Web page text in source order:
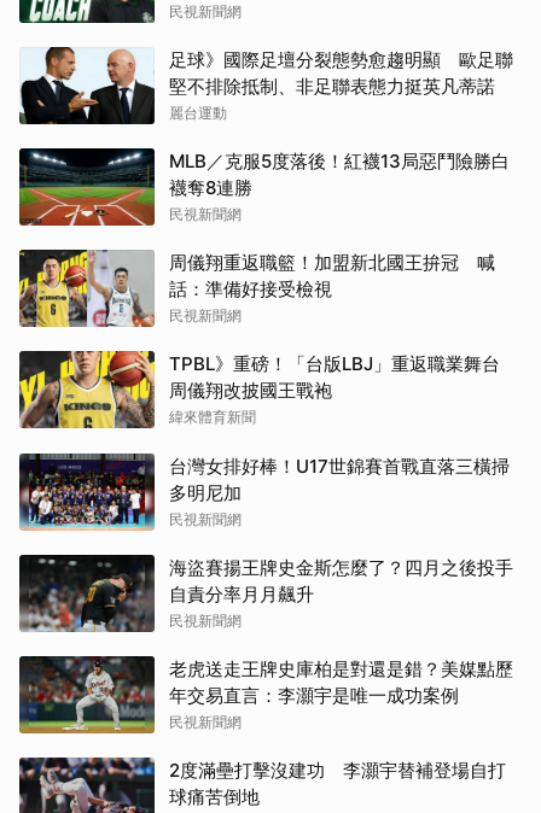
民視新聞網
足球》國際足壇分裂態勢愈趨明顯 歐足聯
堅不排除抵制、非足聯表態力挺英凡蒂諾
麗台運動
MLB／克服5度落後！紅襪13局惡鬥險勝白
襪奪8連勝
民視新聞網
周儀翔重返職籃！加盟新北國王拚冠 喊
話：準備好接受檢視
民視新聞網
TPBL》重磅！「台版LBJ」重返職業舞台
周儀翔改披國王戰袍
緯來體育新聞
台灣女排好棒！U17世錦賽首戰直落三橫掃
多明尼加
民視新聞網
海盜賽揚王牌史金斯怎麼了？四月之後投手
自責分率月月飆升
民視新聞網
老虎送走王牌史庫柏是對還是錯？美媒點歷
年交易直言：李灝宇是唯一成功案例
民視新聞網
2度滿壘打擊沒建功 李灝宇替補登場自打
球痛苦倒地